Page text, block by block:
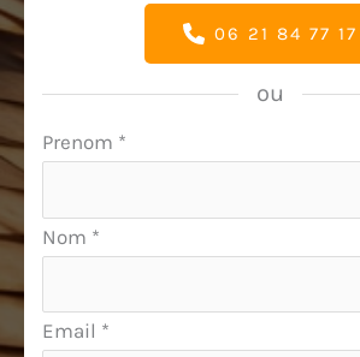
06 21 84 77 17
ou
Formulaire
avec
téléphone
Prenom *
Nom *
Email *